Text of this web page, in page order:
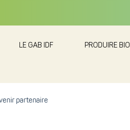
LE GAB IDF PRODUIRE BIO
partenaire